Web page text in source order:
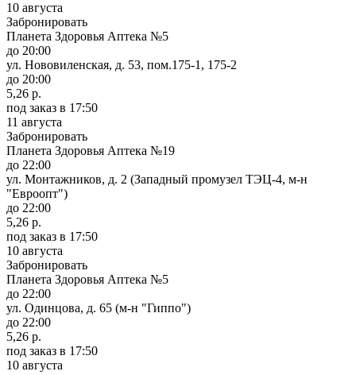
10 августа
Забронировать
Планета Здоровья Аптека №5
до 20:00
ул. Нововиленская, д. 53, пом.175-1, 175-2
до 20:00
5,26 р.
под заказ в 17:50
11 августа
Забронировать
Планета Здоровья Аптека №19
до 22:00
ул. Монтажников, д. 2 (Западный промузел ТЭЦ-4, м-н
"Евроопт")
до 22:00
5,26 р.
под заказ в 17:50
10 августа
Забронировать
Планета Здоровья Аптека №5
до 22:00
ул. Одинцова, д. 65 (м-н "Гиппо")
до 22:00
5,26 р.
под заказ в 17:50
10 августа